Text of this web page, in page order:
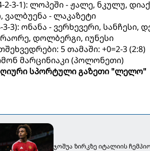
2-3-1): ლოპეში - ჟალე, ნკულუ,
- ლაკაზეტი
3-3): ონანა - ვერხევერი,
დოლბერგი, იუნესი
5 თამაში: +0=2-3 (2:8)
მარცინიაკი (პოლონეთი)
სპორტული გაზეთი "ლელო"
ჯოშუა ზირკზე იტალიის